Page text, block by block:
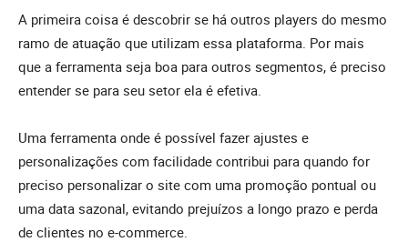
A primeira coisa é descobrir se há outros players do mesmo
ramo de atuação que utilizam essa plataforma. Por mais
que a ferramenta seja boa para outros segmentos, é preciso
entender se para seu setor ela é efetiva.
Uma ferramenta onde é possível fazer ajustes e
personalizações com facilidade contribui para quando for
preciso personalizar o site com uma promoção pontual ou
uma data sazonal, evitando prejuízos a longo prazo e perda
de clientes no e-commerce.